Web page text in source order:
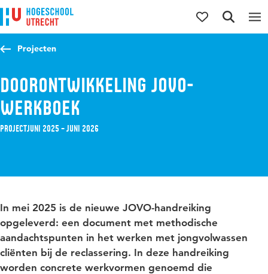
Direct naar de inhoud
Direct naar de hoofdnavigatie
Direct naar de zoekfunctie
Projecten
Doorontwikkeling JOVO-
werkboek
Projectjuni 2025 – juni 2026
In mei 2025 is de nieuwe JOVO-handreiking
opgeleverd: een document met methodische
aandachtspunten in het werken met jongvolwassen
cliënten bij de reclassering. In deze handreiking
worden concrete werkvormen genoemd die